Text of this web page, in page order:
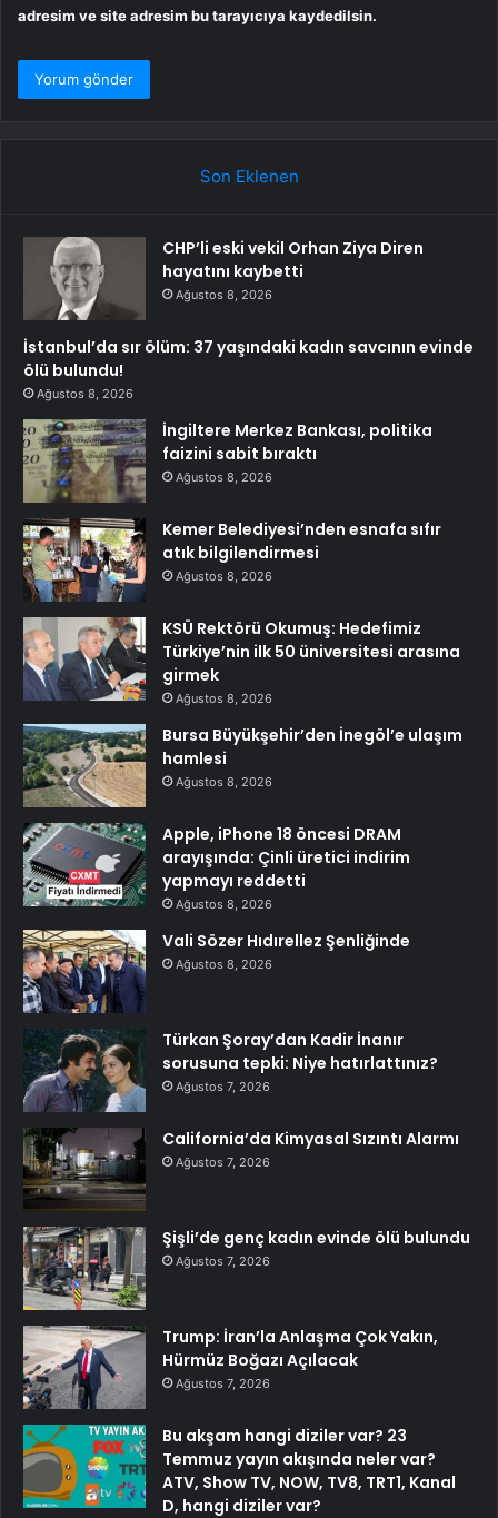
adresim ve site adresim bu tarayıcıya kaydedilsin.
Son Eklenen
CHP’li eski vekil Orhan Ziya Diren
hayatını kaybetti
Ağustos 8, 2026
İstanbul’da sır ölüm: 37 yaşındaki kadın savcının evinde
ölü bulundu!
Ağustos 8, 2026
İngiltere Merkez Bankası, politika
faizini sabit bıraktı
Ağustos 8, 2026
Kemer Belediyesi’nden esnafa sıfır
atık bilgilendirmesi
Ağustos 8, 2026
KSÜ Rektörü Okumuş: Hedefimiz
Türkiye’nin ilk 50 üniversitesi arasına
girmek
Ağustos 8, 2026
Bursa Büyükşehir’den İnegöl’e ulaşım
hamlesi
Ağustos 8, 2026
Apple, iPhone 18 öncesi DRAM
arayışında: Çinli üretici indirim
yapmayı reddetti
Ağustos 8, 2026
Vali Sözer Hıdırellez Şenliğinde
Ağustos 8, 2026
Türkan Şoray’dan Kadir İnanır
sorusuna tepki: Niye hatırlattınız?
Ağustos 7, 2026
California’da Kimyasal Sızıntı Alarmı
Ağustos 7, 2026
Şişli’de genç kadın evinde ölü bulundu
Ağustos 7, 2026
Trump: İran’la Anlaşma Çok Yakın,
Hürmüz Boğazı Açılacak
Ağustos 7, 2026
Bu akşam hangi diziler var? 23
Temmuz yayın akışında neler var?
ATV, Show TV, NOW, TV8, TRT1, Kanal
D, hangi diziler var?